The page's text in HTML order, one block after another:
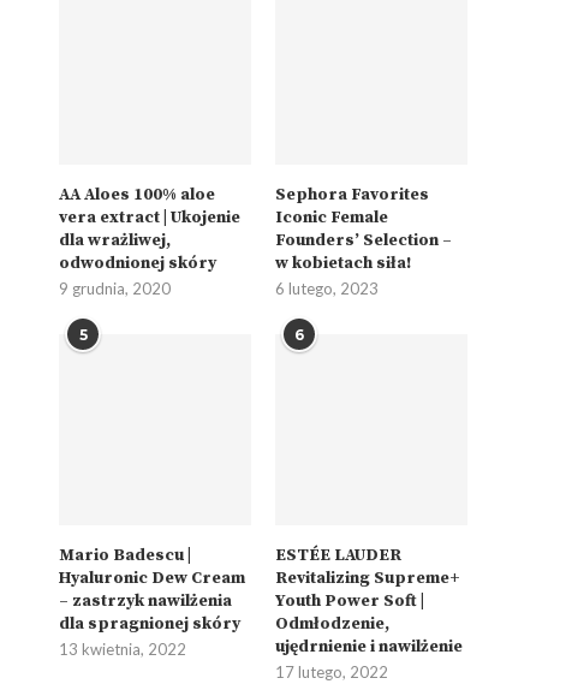
AA Aloes 100% aloe
vera extract | Ukojenie
dla wrażliwej,
odwodnionej skóry
9 grudnia, 2020
Sephora Favorites
Iconic Female
Founders’ Selection –
w kobietach siła!
6 lutego, 2023
5
Mario Badescu |
Hyaluronic Dew Cream
– zastrzyk nawilżenia
dla spragnionej skóry
13 kwietnia, 2022
6
ESTÉE LAUDER
Revitalizing Supreme+
Youth Power Soft |
Odmłodzenie,
ujędrnienie i nawilżenie
17 lutego, 2022